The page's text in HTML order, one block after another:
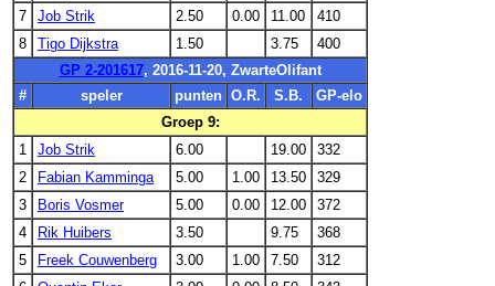
7
Job Strik 2.50 0.00 11.00
410
8
Tigo Dijkstra 1.50 3.75
400
GP 2-201617, 2016-11-20, ZwarteOlifant
#
speler punten O.R. S.B.
GP-elo
Groep 9:
1
Job Strik 6.00 19.00
332
2
Fabian Kamminga 5.00 1.00 13.50
329
3
Boris Vosmer 5.00 0.00 12.00
372
4
Rik Huibers 3.50 9.75
368
5
Freek Couwenberg 3.00 1.00 7.50
312